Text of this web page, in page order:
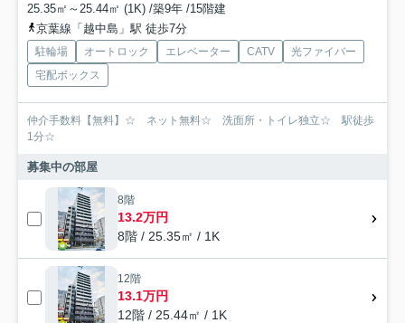
25.35㎡～25.44㎡ (1K) /築9年 /15階建
京葉線「越中島」駅 徒歩7分
駐輪場 オートロック エレベーター CATV
光ファイバー
宅配ボックス
仲介手数料【無料】☆ ネット無料☆ 洗面所・トイレ独立☆ 駅徒歩
1分☆
募集中の部屋
8階
13.2万円
8階 / 25.35㎡ / 1K
12階
13.1万円
12階 / 25.44㎡ / 1K